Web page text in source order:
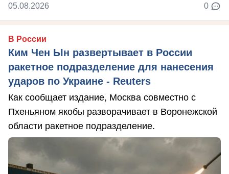
05.08.2026 0
В России
Ким Чен Ын развертывает в России
ракетное подразделение для нанесения
ударов по Украине - Reuters
Как сообщает издание, Москва совместно с
Пхеньяном якобы разворачивает в Воронежской
области ракетное подразделение.